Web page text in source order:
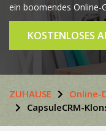
ein boomendes Online-
KOSTENLOSES
ZUHAUSE
Online-
CapsuleCRM-